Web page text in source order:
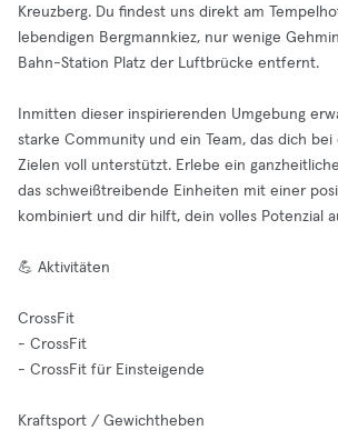
Kreuzberg. Du findest uns direkt am
lebendigen Bergmannkiez, nur wenige
Bahn-Station Platz der Luftbrücke entfernt.
Inmitten dieser inspirierenden Umgebung
starke Community und ein Team, das dich
Zielen voll unterstützt. Erlebe ein
das schweißtreibende Einheiten mit einer
kombiniert und dir hilft, dein volles Potenzial
💪 Aktivitäten
CrossFit
- CrossFit
- CrossFit für Einsteigende
Kraftsport / Gewichtheben